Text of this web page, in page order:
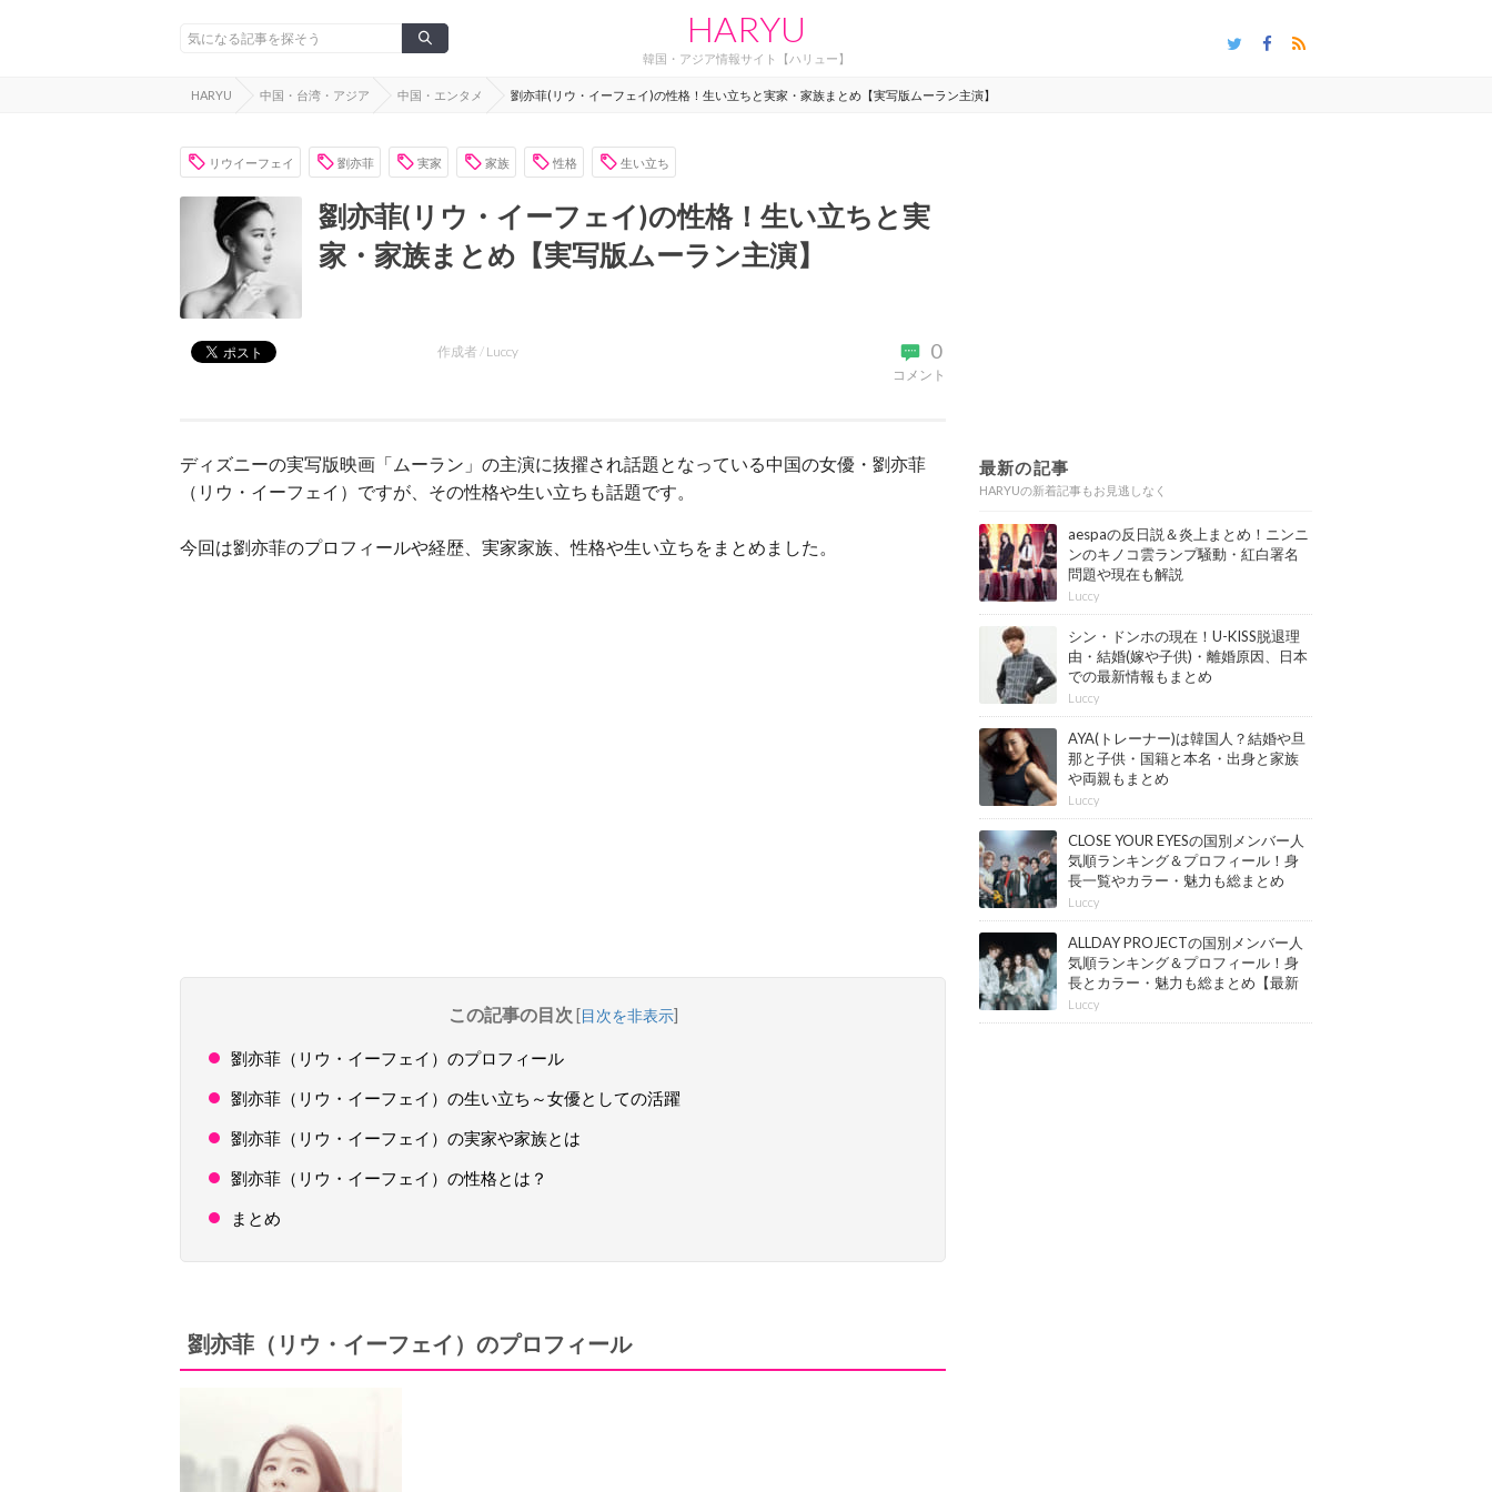
HARYU
韓国・アジア情報サイト【ハリュー】
HARYU 中国・台湾・アジア 中国・エンタメ 劉亦菲(リウ・イーフェイ)の性格！生い立ちと実家・家族まとめ【実写版ムーラン主演】
リウイーフェイ 劉亦菲 実家 家族 性格 生い立ち
劉亦菲(リウ・イーフェイ)の性格！生い立ちと実
家・家族まとめ【実写版ムーラン主演】
0
コメント
作成者 / Luccy
ディズニーの実写版映画「ムーラン」の主演に抜擢され話題となっている中国の女優・劉亦菲
（リウ・イーフェイ）ですが、その性格や生い立ちも話題です。
今回は劉亦菲のプロフィールや経歴、実家家族、性格や生い立ちをまとめました。
この記事の目次 [目次を非表示]
劉亦菲（リウ・イーフェイ）のプロフィール
劉亦菲（リウ・イーフェイ）の生い立ち～女優としての活躍
劉亦菲（リウ・イーフェイ）の実家や家族とは
劉亦菲（リウ・イーフェイ）の性格とは？
まとめ
劉亦菲（リウ・イーフェイ）のプロフィール
最新の記事
HARYUの新着記事もお見逃しなく
aespaの反日説＆炎上まとめ！ニンニ
ンのキノコ雲ランプ騒動・紅白署名
問題や現在も解説
Luccy
シン・ドンホの現在！U-KISS脱退理
由・結婚(嫁や子供)・離婚原因、日本
での最新情報もまとめ
Luccy
AYA(トレーナー)は韓国人？結婚や旦
那と子供・国籍と本名・出身と家族
や両親もまとめ
Luccy
CLOSE YOUR EYESの国別メンバー人
気順ランキング＆プロフィール！身
長一覧やカラー・魅力も総まとめ
【最新版】
Luccy
ALLDAY PROJECTの国別メンバー人
気順ランキング＆プロフィール！身
長とカラー・魅力も総まとめ【最新
版】
Luccy